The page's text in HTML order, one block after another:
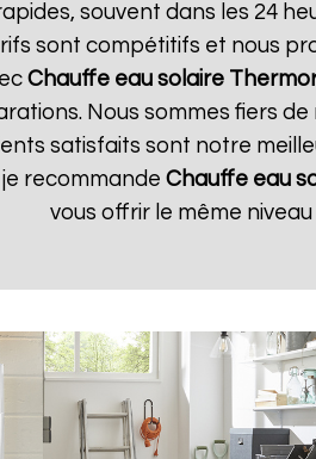
souvent dans les 24
sont compétitifs et nous
Chauffe eau solaire
Nous sommes fiers
satisfaits sont notre
recommande Chauffe eau
vous offrir le même